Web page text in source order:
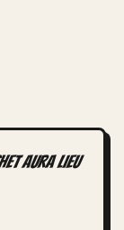
aura lieu